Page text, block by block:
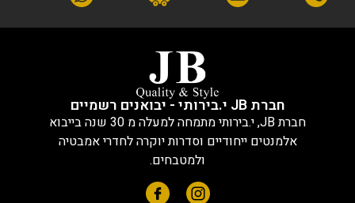
חברת JB י.בירותי - יבואנים רשמיים
חברת JB, י.בירותי מתמחה למעלה מ 30 שנה בייבוא
אלמנטים ייחודיים וסדרות יוקרה לחדרי אמבטיה
ולמטבחים.